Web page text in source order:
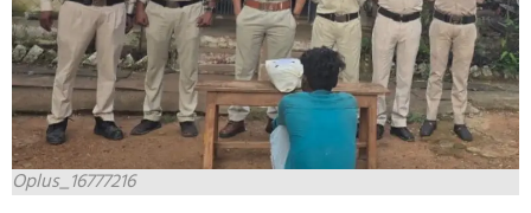
Oplus_16777216